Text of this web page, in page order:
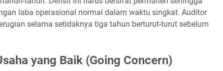
laba operasional normal dalam waktu singkat. Auditor
selama setidaknya tiga tahun berturut-turut sebelum
yang Baik (Going Concern)